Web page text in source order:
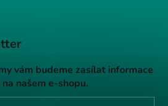
vám budeme zasílat informace
našem e-shopu.